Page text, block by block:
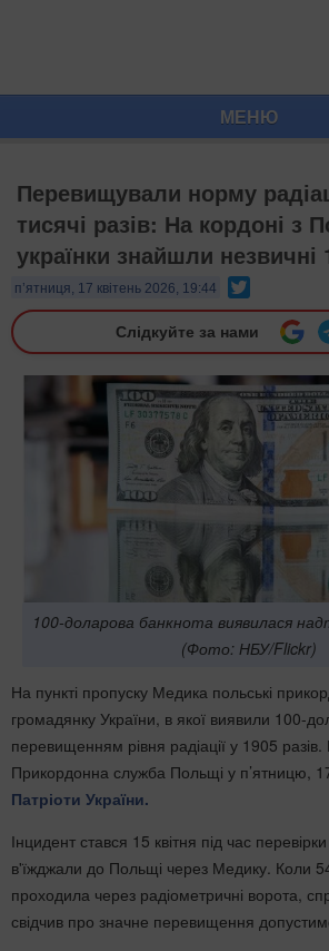
МЕНЮ
Перевищували норму
тисячі разів: На кордоні з
українки знайшли незвичні
п’ятниця, 17 квітень 2026, 19:44
Слідкуйте за нами
100-доларова банкнота виявилася
(Фото: НБУ/Flickr)
На пункті пропуску Медика польські
громадянку України, в якої виявили 100-
перевищенням рівня радіації у 1905
Прикордонна служба Польщі у п’ятницю,
Патріоти України.
Інцидент стався 15 квітня під час
в'їжджали до Польщі через Медику. Коли
проходила через радіометричні ворота,
свідчив про значне перевищення